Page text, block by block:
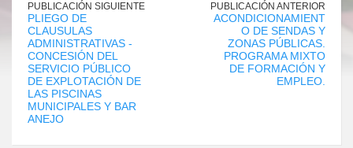
PUBLICACIÓN SIGUIENTE
PLIEGO DE
CLAUSULAS
ADMINISTRATIVAS -
CONCESIÓN DEL
SERVICIO PÚBLICO
DE EXPLOTACIÓN DE
LAS PISCINAS
MUNICIPALES Y BAR
ANEJO
PUBLICACIÓN ANTERIOR
ACONDICIONAMIENT
O DE SENDAS Y
ZONAS PÚBLICAS.
PROGRAMA MIXTO
DE FORMACIÓN Y
EMPLEO.